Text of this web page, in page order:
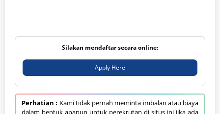
Silakan mendaftar secara online:
Apply Here
Perhatian : Kami tidak pernah meminta imbalan atau biaya
dalam bentuk apapun untuk perekrutan di situs ini jika ada